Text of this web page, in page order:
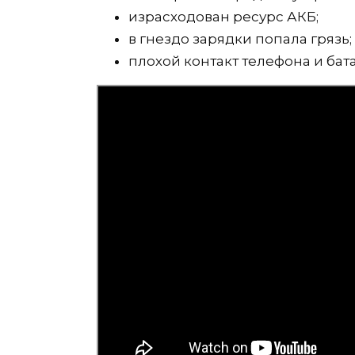
израсходован ресурс АКБ;
в гнездо зарядки попала грязь;
плохой контакт телефона и